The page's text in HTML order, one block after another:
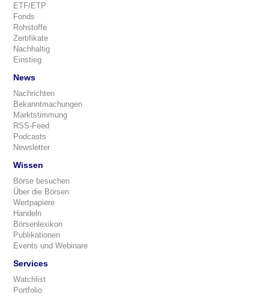
ETF/ETP
Fonds
Rohstoffe
Zertifikate
Nachhaltig
Einstieg
News
Nachrichten
Bekanntmachungen
Marktstimmung
RSS-Feed
Podcasts
Newsletter
Wissen
Börse besuchen
Über die Börsen
Wertpapiere
Handeln
Börsenlexikon
Publikationen
Events und Webinare
Services
Watchlist
Portfolio